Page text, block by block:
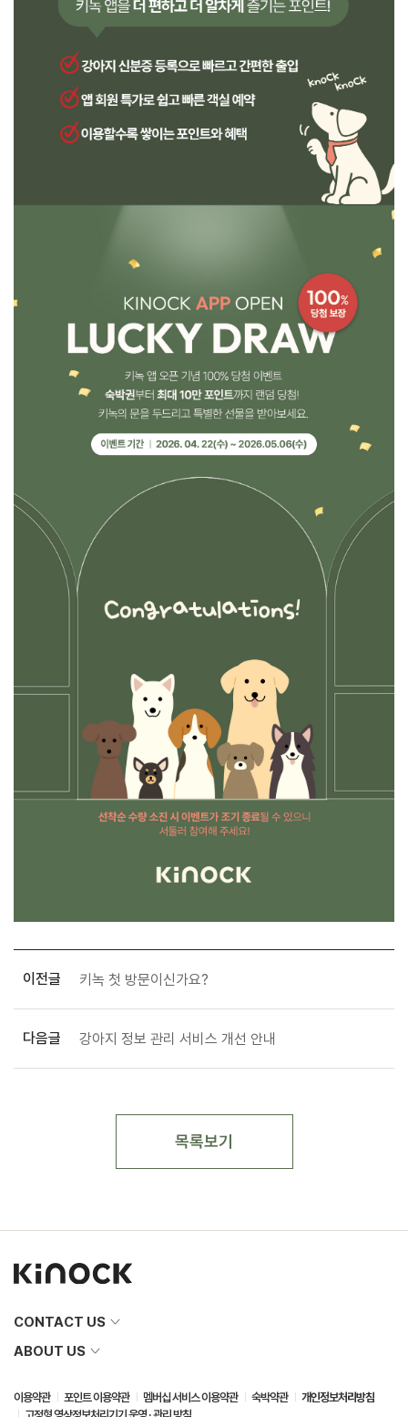
키녹 첫 방문이신가요?
강아지 정보 관리 서비스 개선 안내
목록보기
CONTACT US
ABOUT US
이용약관 포인트 이용약관 멤버십 서비스 이용약관 숙박약관
개인정보처리방침